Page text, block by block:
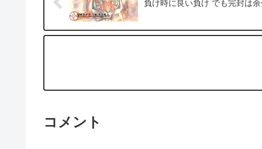
負け時に良い負け でも完封は
コメント